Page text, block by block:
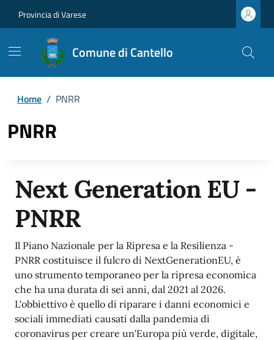
Provincia di Varese
Comune di Cantello
Home / PNRR
PNRR
Next Generation EU -
PNRR
Il Piano Nazionale per la Ripresa e la Resilienza -
PNRR costituisce il fulcro di NextGenerationEU, è
uno strumento temporaneo per la ripresa economica
che ha una durata di sei anni, dal 2021 al 2026.
L'obbiettivo è quello di riparare i danni economici e
sociali immediati causati dalla pandemia di
coronavirus per creare un'Europa più verde, digitale,